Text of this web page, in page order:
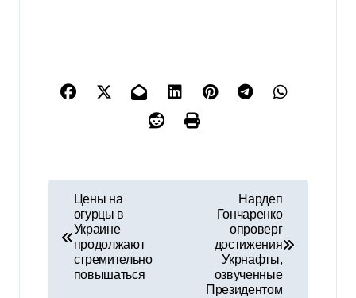
Цены на
огурцы в
Украине
продолжают
стремительно
повышаться
Нардеп
Гончаренко
опроверг
достижения
Укрнафты,
озвученные
Президентом